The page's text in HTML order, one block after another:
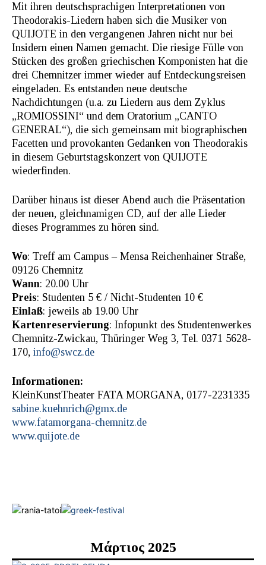
Mit ihren deutschsprachigen Interpretationen von
Theodorakis-Liedern haben sich die Musiker von
QUIJOTE in den vergangenen Jahren nicht nur bei
Insidern einen Namen gemacht. Die riesige Fülle von
Stücken des großen griechischen Komponisten hat die
drei Chemnitzer immer wieder auf Entdeckungsreisen
eingeladen. Es entstanden neue deutsche
Nachdichtungen (u.a. zu Liedern aus dem Zyklus
„ROMIOSSINI“ und dem Oratorium „CANTO
GENERAL“), die sich gemeinsam mit biographischen
Facetten und provokanten Gedanken von Theodorakis
in diesem Geburtstagskonzert von QUIJOTE
wiederfinden.
Darüber hinaus ist dieser Abend auch die Präsentation
der neuen, gleichnamigen CD, auf der alle Lieder
dieses Programmes zu hören sind.
Wo: Treff am Campus – Mensa Reichenhainer Straße,
09126 Chemnitz
Wann: 20.00 Uhr
Preis: Studenten 5 € / Nicht-Studenten 10 €
Einlaß: jeweils ab 19.00 Uhr
Kartenreservierung: Infopunkt des Studentenwerkes
Chemnitz-Zwickau, Thüringer Weg 3, Tel. 0371 5628-
170, info@swcz.de
Informationen:
KleinKunstTheater FATA MORGANA, 0177-2231335
sabine.kuehnrich@gmx.de
www.fatamorgana-chemnitz.de
www.quijote.de
Μάρτιος 2025